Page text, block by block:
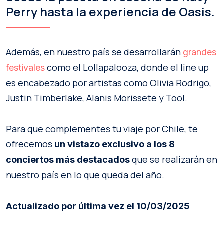
Perry hasta la experiencia de Oasis.
Además, en nuestro país se desarrollarán grandes
festivalescomo el Lollapalooza, donde el line up
es encabezado por artistas como Olivia Rodrigo,
Justin Timberlake, Alanis Morissete y Tool.
Para que complementes tu viaje por Chile, te
ofrecemos un vistazo exclusivo a los 8
conciertos más destacadosque se realizarán en
nuestro país en lo que queda del año.
Actualizado por última vez el 10/03/2025